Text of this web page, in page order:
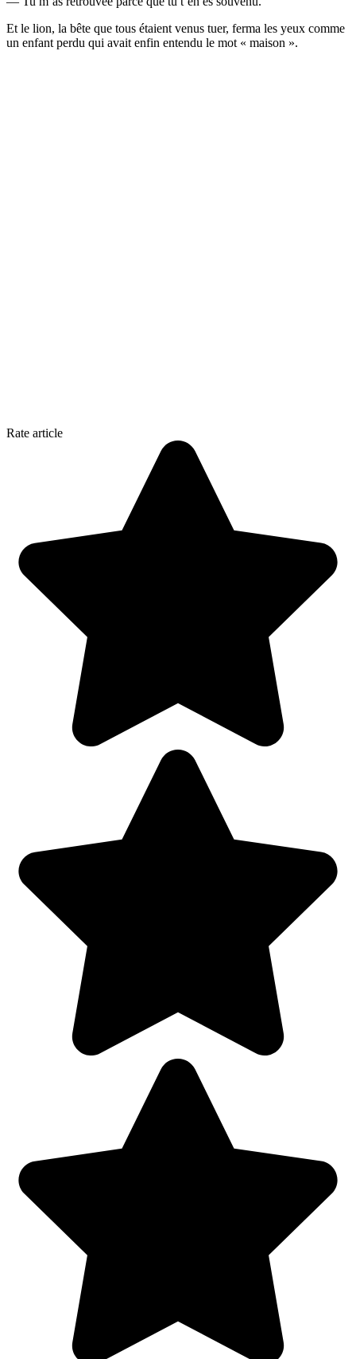
Et le lion, la bête que tous étaient venus tuer, ferma les yeux comme
un enfant perdu qui avait enfin entendu le mot « maison ».
Rate article